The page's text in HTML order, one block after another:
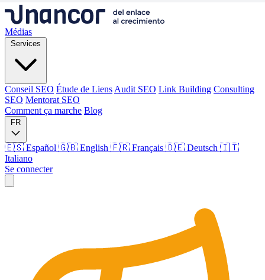
Médias
Services
Conseil SEO Étude de Liens Audit SEO Link Building Consulting
SEO Mentorat SEO
Comment ça marche Blog
FR
🇪🇸 Español 🇬🇧 English 🇫🇷 Français 🇩🇪 Deutsch 🇮🇹
Italiano
Se connecter
Étude de LiensAudit SEO Link Building
Consulting
Mentorat SEO
Comment ça marche Blog